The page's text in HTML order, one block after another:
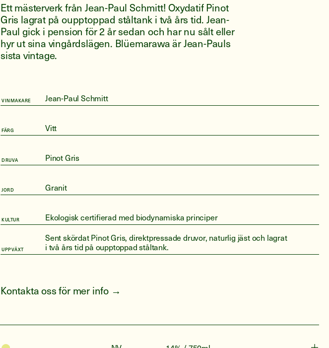
Ett mästerverk från Jean-Paul Schmitt! Oxydatif Pinot
Gris lagrat på oupptoppad ståltank i två års tid. Jean-
Paul gick i pension för 2 år sedan och har nu sålt eller
hyr ut sina vingårdslägen. Blüemarawa är Jean-Pauls
sista vintage.
VINMAKARE Jean-Paul Schmitt
FÄRG Vitt
DRUVA Pinot Gris
JORD Granit
KULTUR Ekologisk certifierad med biodynamiska principer
UPPVÄXT
Sent skördat Pinot Gris, direktpressade druvor, naturlig jäst och lagrat
i två års tid på oupptoppad ståltank.
Kontakta oss för mer info →